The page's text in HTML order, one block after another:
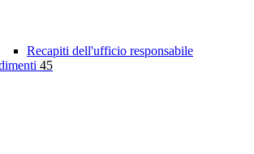
Recapiti dell'ufficio responsabile
45